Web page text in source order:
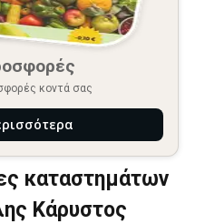
κοντά σας
καταστημάτων
Κάρυστος